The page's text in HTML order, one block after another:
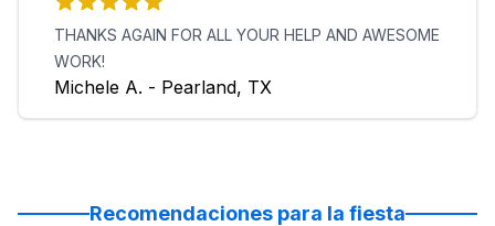
THANKS AGAIN FOR ALL YOUR HELP AND AWESOME
WORK!
Michele A. - Pearland, TX
Recomendaciones para la fiesta